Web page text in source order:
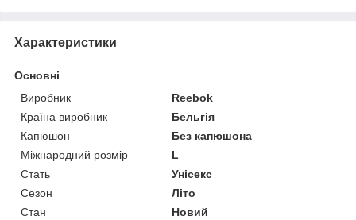
Характеристики
Основні
Виробник
Reebok
Країна виробник
Бельгія
Капюшон
Без капюшона
Міжнародний розмір
L
Стать
Унісекс
Сезон
Літо
Стан
Новий